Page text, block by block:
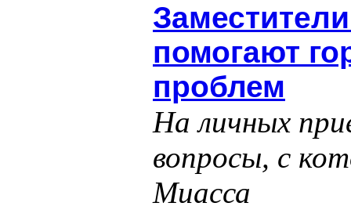
помогают
проблем
На личных
вопросы, с
Миасса